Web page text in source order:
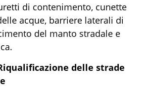
di contenimento, cunette
acque, barriere laterali di
del manto stradale e
delle strade